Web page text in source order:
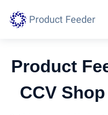
Product Feeder
Product
CCV